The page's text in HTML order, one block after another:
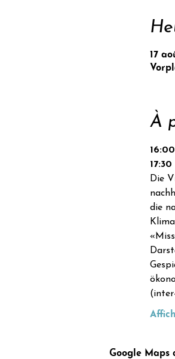
17
À
Die
die
Google Maps